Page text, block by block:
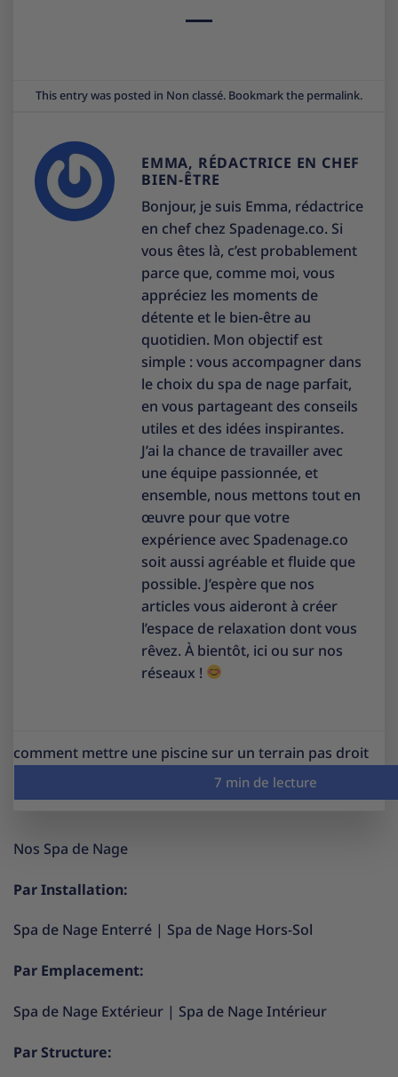
This entry was posted in Non classé. Bookmark the permalink.
EMMA, RÉDACTRICE EN CHEF
BIEN-ÊTRE
Bonjour, je suis Emma, rédactrice
en chef chez Spadenage.co. Si
vous êtes là, c’est probablement
parce que, comme moi, vous
appréciez les moments de
détente et le bien-être au
quotidien. Mon objectif est
simple : vous accompagner dans
le choix du spa de nage parfait,
en vous partageant des conseils
utiles et des idées inspirantes.
J’ai la chance de travailler avec
une équipe passionnée, et
ensemble, nous mettons tout en
œuvre pour que votre
expérience avec Spadenage.co
soit aussi agréable et fluide que
possible. J’espère que nos
articles vous aideront à créer
l’espace de relaxation dont vous
rêvez. À bientôt, ici ou sur nos
réseaux !
comment mettre une piscine sur un terrain pas droit
Nos Spa de Nage
Par Installation:
Spa de Nage Enterré | Spa de Nage Hors-Sol
Par Emplacement:
Spa de Nage Extérieur | Spa de Nage Intérieur
Par Structure: